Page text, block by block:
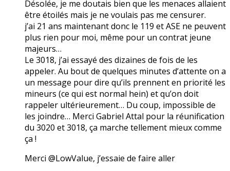
Désolée, je me doutais bien que les menaces allaient
être étoilés mais je ne voulais pas me censurer.
j’ai 21 ans maintenant donc le 119 et ASE ne peuvent
plus rien pour moi, même pour un contrat jeune
majeurs…
Le 3018, j’ai essayé des dizaines de fois de les
appeler. Au bout de quelques minutes d’attente on a
un message pour dire qu’ils prennent en priorité les
mineurs (ce qui est normal hein) et qu’on doit
rappeler ultérieurement… Du coup, impossible de
les joindre… Merci Gabriel Attal pour la réunification
du 3020 et 3018, ça marche tellement mieux comme
ça !
Merci @LowValue, j’essaie de faire aller